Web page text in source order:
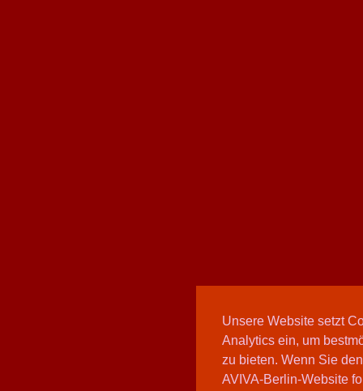
Unsere Website setzt
Analytics ein, um
zu bieten. Wenn Sie
AVIVA-Berlin-Website